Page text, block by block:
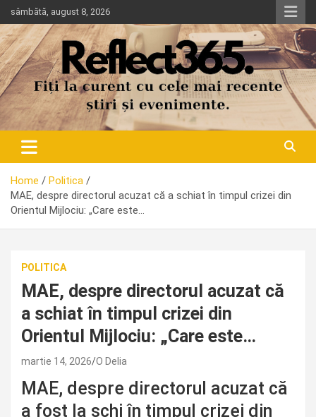
Skip
to
content
sâmbătă, august 8, 2026
Home
Politica
MAE, despre directorul acuzat că a schiat în timpul crizei din
Orientul Mijlociu: „Care este…
POLITICA
MAE, despre directorul acuzat că
a schiat în timpul crizei din
Orientul Mijlociu: „Care este…
martie 14, 2026 O Delia
MAE, despre directorul acuzat că
a fost la schi în timpul crizei din